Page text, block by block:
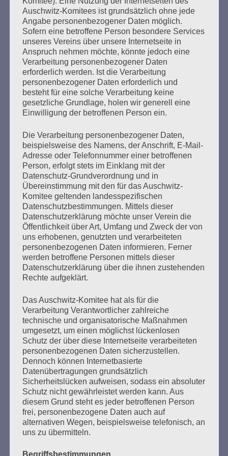
mehr ...
SCHLUSSWORT von Esther Bejarano
anlässlich der Veranstaltung des
Auschwitz-Komitees
Erstellt am24. Januar 2021
76 Jahre nach der Befreiung des KZ Auschwitz durch die
Rote Armee am 27. Januar 1945 Liebe Freundinnen und
Freunde, trotz Abstand in Corona-Zeiten sind wir uns so
nah – und ihr könnt hier immer wieder mal bei uns
reinschauen und uns online treffen. 2020 war ein
Morddrohungen…
mehr ...
Seitennummerierung
der
Beiträge
Zurück 16 Weiter
Auschwitz-Komitees ist grundsätzlich ohne jede
Angabe personenbezogener Daten möglich.
Sofern eine betroffene Person besondere Services
unseres Vereins über unsere Internetseite in
Anspruch nehmen möchte, könnte jedoch eine
Verarbeitung personenbezogener Daten
erforderlich werden. Ist die Verarbeitung
personenbezogener Daten erforderlich und
besteht für eine solche Verarbeitung keine
gesetzliche Grundlage, holen wir generell eine
Einwilligung der betroffenen Person ein.
Die Verarbeitung personenbezogener Daten,
beispielsweise des Namens, der Anschrift, E-Mail-
Adresse oder Telefonnummer einer betroffenen
Person, erfolgt stets im Einklang mit der
Datenschutz-Grundverordnung und in
Übereinstimmung mit den für das Auschwitz-
Komitee geltenden landesspezifischen
Datenschutzbestimmungen. Mittels dieser
Datenschutzerklärung möchte unser Verein die
Öffentlichkeit über Art, Umfang und Zweck der von
uns erhobenen, genutzten und verarbeiteten
personenbezogenen Daten informieren. Ferner
werden betroffene Personen mittels dieser
Datenschutzerklärung über die ihnen zustehenden
Rechte aufgeklärt.
Das Auschwitz-Komitee hat als für die
Verarbeitung Verantwortlicher zahlreiche
technische und organisatorische Maßnahmen
umgesetzt, um einen möglichst lückenlosen
Schutz der über diese Internetseite verarbeiteten
personenbezogenen Daten sicherzustellen.
Dennoch können Internetbasierte
Datenübertragungen grundsätzlich
Sicherheitslücken aufweisen, sodass ein absoluter
Schutz nicht gewährleistet werden kann. Aus
diesem Grund steht es jeder betroffenen Person
frei, personenbezogene Daten auch auf
alternativen Wegen, beispielsweise telefonisch, an
uns zu übermitteln.
Begriffsbestimmungen